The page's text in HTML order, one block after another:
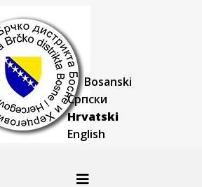
Bosanski
Српски
Hrvatski
English